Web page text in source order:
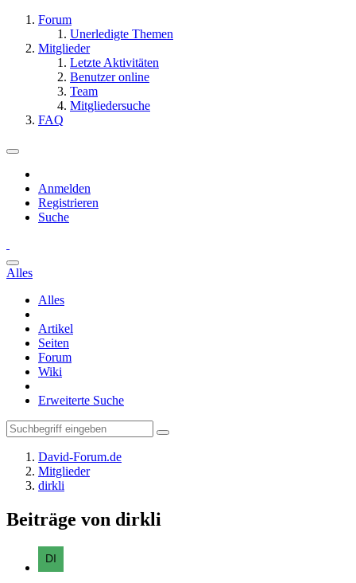
Forum
Unerledigte Themen
Mitglieder
Letzte Aktivitäten
Benutzer online
Team
Mitgliedersuche
FAQ
Anmelden
Registrieren
Suche
Alles
Alles
Artikel
Seiten
Forum
Wiki
Erweiterte Suche
David-Forum.de
Mitglieder
dirkli
Beiträge von dirkli